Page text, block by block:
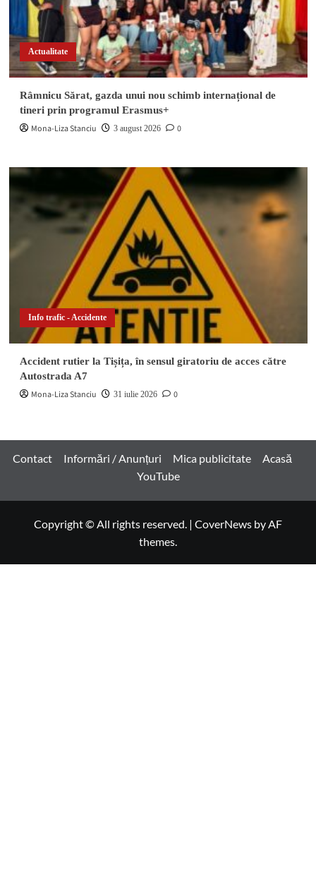
Actualitate
Râmnicu Sărat, gazda unui nou schimb internațional de
tineri prin programul Erasmus+
Mona-Liza Stanciu 3 august 2026 0
Info trafic - Accidente
Accident rutier la Tișița, în sensul giratoriu de acces către
Autostrada A7
Mona-Liza Stanciu 31 iulie 2026 0
Contact Informări / Anunțuri Mica publicitate
Acasă
YouTube
Copyright © All rights reserved. | CoverNews by AF
themes.